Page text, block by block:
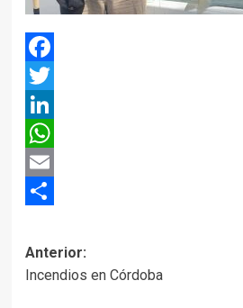
Facebook
Twitter
LinkedIn
WhatsApp
Email
Anterior:
Incendios en Córdoba